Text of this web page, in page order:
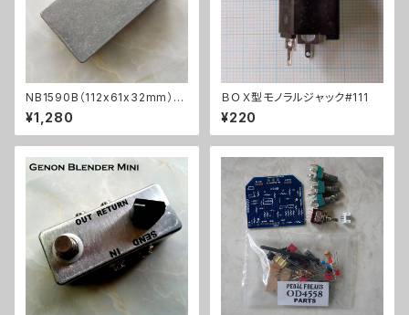
NB1590B（112x61x32mm）ア
ルミダイキャストケース
¥1,280
ＢＯＸ型モノラルジャック#111
¥220